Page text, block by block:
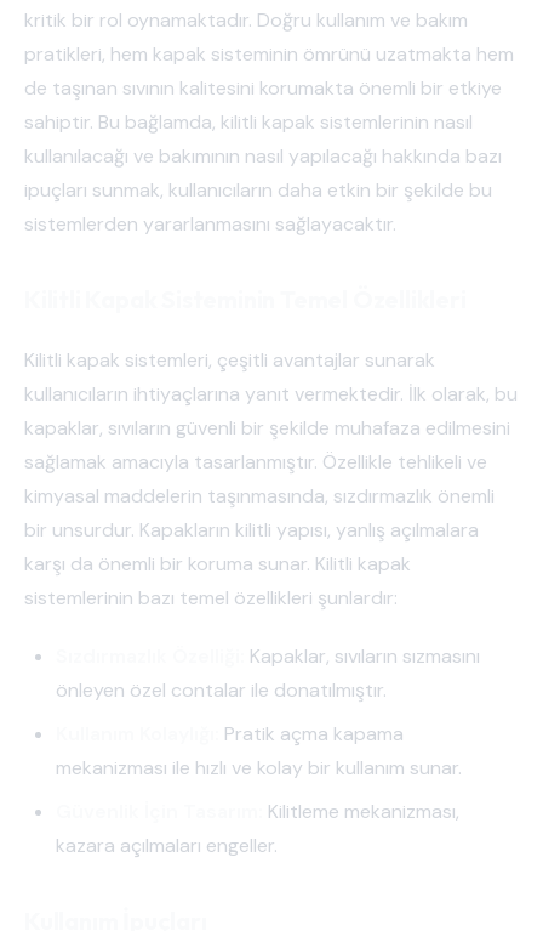
kritik bir rol oynamaktadır. Doğru kullanım ve bakım
pratikleri, hem kapak sisteminin ömrünü uzatmakta hem
de taşınan sıvının kalitesini korumakta önemli bir etkiye
sahiptir. Bu bağlamda, kilitli kapak sistemlerinin nasıl
kullanılacağı ve bakımının nasıl yapılacağı hakkında bazı
ipuçları sunmak, kullanıcıların daha etkin bir şekilde bu
sistemlerden yararlanmasını sağlayacaktır.
Kilitli kapak sistemleri, çeşitli avantajlar sunarak
kullanıcıların ihtiyaçlarına yanıt vermektedir. İlk olarak, bu
kapaklar, sıvıların güvenli bir şekilde muhafaza edilmesini
sağlamak amacıyla tasarlanmıştır. Özellikle tehlikeli ve
kimyasal maddelerin taşınmasında, sızdırmazlık önemli
bir unsurdur. Kapakların kilitli yapısı, yanlış açılmalara
karşı da önemli bir koruma sunar. Kilitli kapak
sistemlerinin bazı temel özellikleri şunlardır:
Kapaklar, sıvıların sızmasını
önleyen özel contalar ile donatılmıştır.
Pratik açma kapama
mekanizması ile hızlı ve kolay bir kullanım sunar.
Kilitleme mekanizması,
kazara açılmaları engeller.